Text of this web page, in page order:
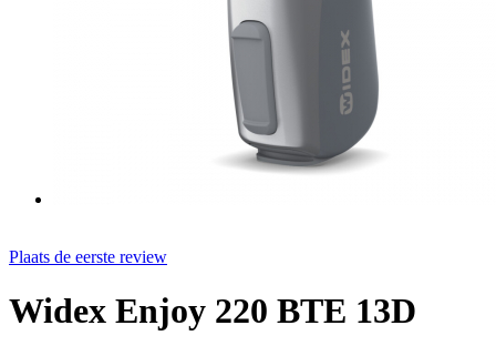
Plaats de eerste review
Widex Enjoy 220 BTE 13D